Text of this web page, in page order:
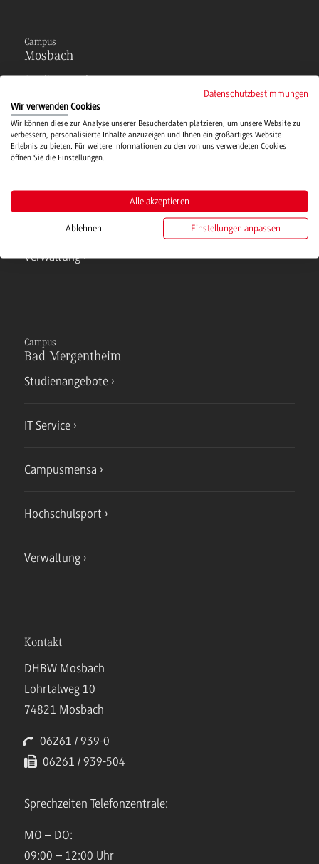
Campus
Mosbach
Studienangebote
IT Service
Hochschulsport
Verwaltung
Campus
Bad Mergentheim
Studienangebote
IT Service
Campusmensa
Hochschulsport
Verwaltung
Kontakt
DHBW Mosbach
Lohrtalweg 10
74821 Mosbach
06261 / 939-0
06261 / 939-504
Sprechzeiten Telefonzentrale:
MO – DO:
09:00 – 12:00 Uhr
Datenschutzbestimmungen
Wir verwenden Cookies
Wir können diese zur Analyse unserer Besucherdaten platzieren, um unsere Website zu
verbessern, personalisierte Inhalte anzuzeigen und Ihnen ein großartiges Website-
Erlebnis zu bieten. Für weitere Informationen zu den von uns verwendeten Cookies
öffnen Sie die Einstellungen.
Alle akzeptieren
Ablehnen Einstellungen anpassen